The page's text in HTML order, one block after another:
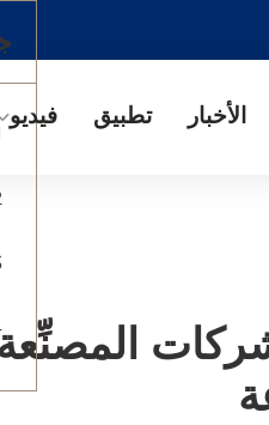
الأخبار تطبيق فيديو